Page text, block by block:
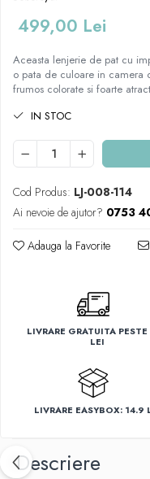
499,00 Lei
Aceasta lenjerie de pat cu
o pata de culoare in camera
frumos colorate si foarte
IN STOC
Cod Produs: LJ-008-114
Ai nevoie de ajutor? 0753
Adauga la Favorite
LIVRARE GRATUITA
LEI
LIVRARE EASYBOX: 14.9
Descriere